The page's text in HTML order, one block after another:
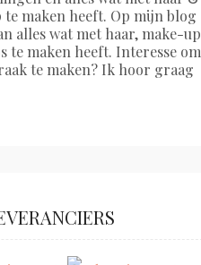
te maken heeft. Op mijn blog
alles wat met haar, make-up
te maken heeft. Interesse om
te maken? Ik hoor graag